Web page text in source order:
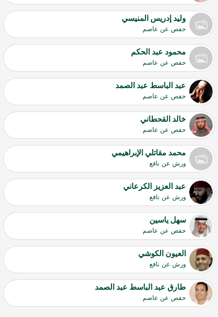
وليد إدريس المنيسي
حفص عن عاصم
محمود عبد الحكم
حفص عن عاصم
عبد الباسط عبد الصمد
حفص عن عاصم
خالد القحطاني
حفص عن عاصم
محمد مقاتلي الإبراهيمي
ورش عن نافع
عبد العزيز الكرعاني
ورش عن نافع
سهل ياسين
حفص عن عاصم
العيون الكوشي
ورش عن نافع
طارق عبد الباسط عبد الصمد
حفص عن عاصم